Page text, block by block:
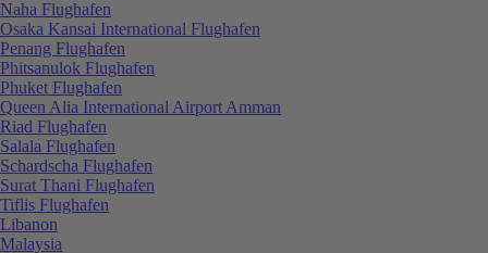
Naha Flughafen
Osaka Kansai International Flughafen
Penang Flughafen
Phitsanulok Flughafen
Phuket Flughafen
Queen Alia International Airport Amman
Riad Flughafen
Salala Flughafen
Schardscha Flughafen
Surat Thani Flughafen
Tiflis Flughafen
Libanon
Malaysia